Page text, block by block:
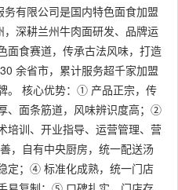
有限公司是国内特色面食加盟
深耕兰州牛肉面研发、品牌运
面食赛道，传承古法风味，打造
余省市，累计服务超千家加盟
。 核心优势：① 产品正宗，传
、面条筋道，风味辨识度高；②
培训、开业指导、运营管理、营
，自有中央厨房，统一配送汤
定；④ 标准化成熟，统一门店